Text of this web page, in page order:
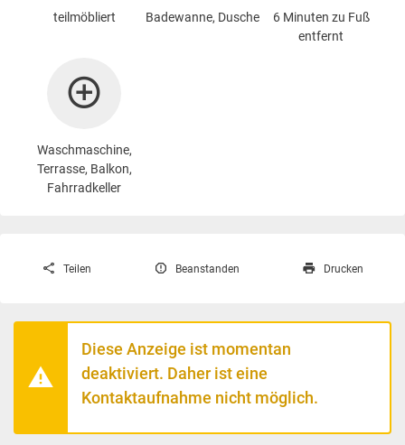
teilmöbliert Badewanne, Dusche
6 Minuten zu Fuß
entfernt
Waschmaschine,
Terrasse, Balkon,
Fahrradkeller
Teilen Beanstanden Drucken
Diese Anzeige ist momentan
deaktiviert. Daher ist eine
Kontaktaufnahme nicht möglich.